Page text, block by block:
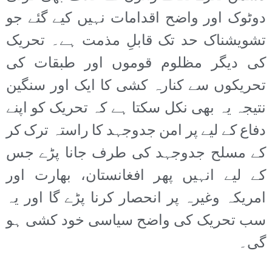
دوٹوک اور واضح اقدامات نہیں کیے گئے جو
تشویشناک حد تک قابلِ مذمت ہے۔ تحریک
کی دیگر مظلوم قوموں اور طبقات کی
تحریکوں سے کنارہ کشی کا ایک اور سنگین
نتیجہ یہ بھی نکل سکتا ہے کہ تحریک کو اپنے
دفاع کے لیے پر امن جدوجہد کا راستہ ترک کر
کے مسلح جدوجہد کی طرف جانا پڑے جس
کے لیے انہیں پھر افغانستان، بھارت اور
امریکہ وغیرہ پر انحصار کرنا پڑے گا اور یہ
سب تحریک کی واضح سیاسی خود کشی ہو
گی۔